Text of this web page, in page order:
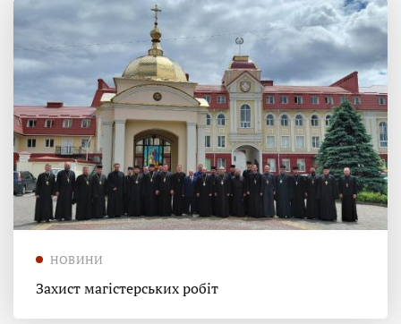
НОВИНИ
Захист магістерських робіт